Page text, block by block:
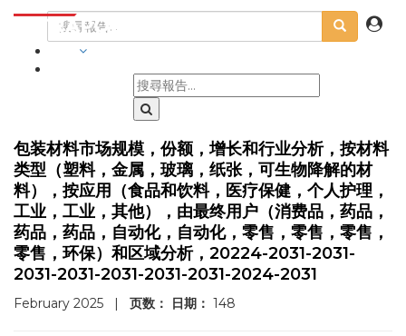
包装材料市场规模，份额，增长和行业分析，按材料
类型（塑料，金属，玻璃，纸张，可生物降解的材
料），按应用（食品和饮料，医疗保健，个人护理，
工业，工业，其他），由最终用户（消费品，药品，
药品，药品，自动化，自动化，零售，零售，零售，
零售，环保）和区域分析，20224-2031-2031-
2031-2031-2031-2031-2031-2024-2031
February 2025 | 页数： 日期： 148